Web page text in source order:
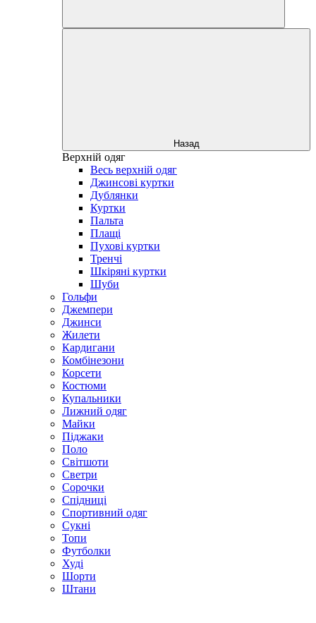
Назад
Верхній одяг
Весь верхній одяг
Джинсові куртки
Дублянки
Куртки
Пальта
Плащі
Пухові куртки
Тренчі
Шкіряні куртки
Шуби
Гольфи
Джемпери
Джинси
Жилети
Кардигани
Комбінезони
Корсети
Костюми
Купальники
Лижний одяг
Майки
Піджаки
Поло
Світшоти
Светри
Сорочки
Спідниці
Спортивний одяг
Сукні
Топи
Футболки
Худі
Шорти
Штани